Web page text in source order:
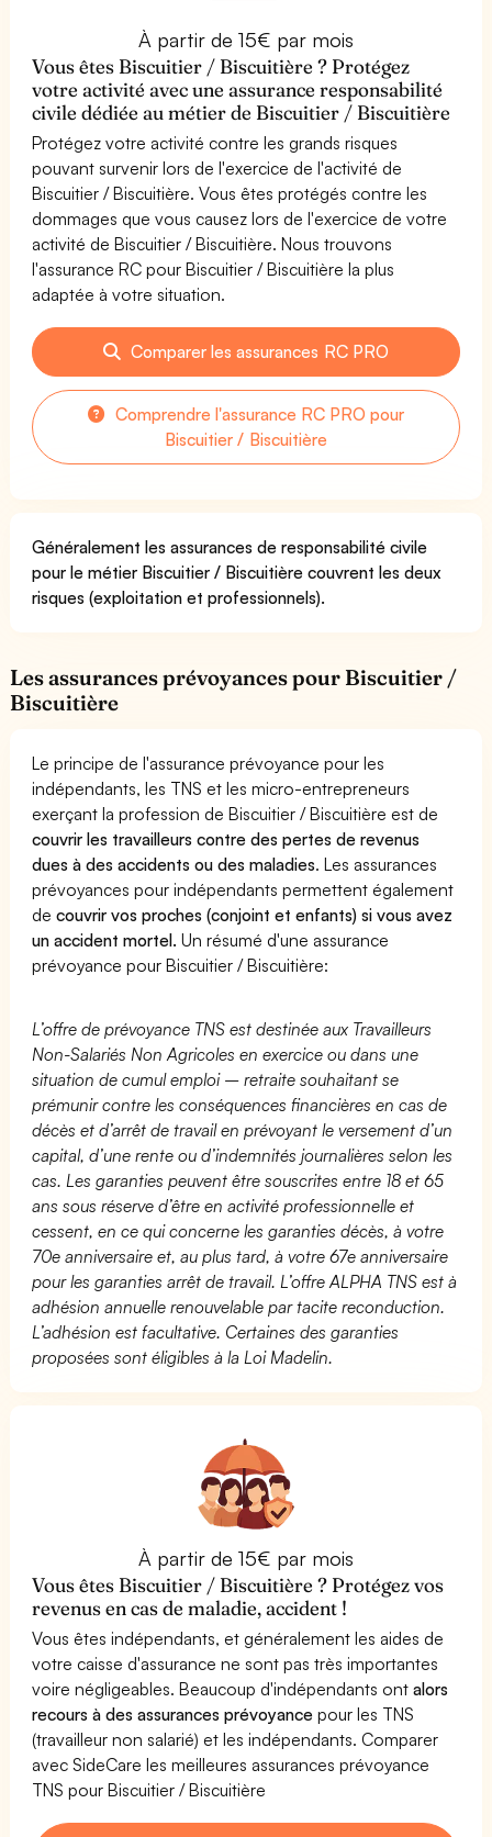
À partir de 15€ par mois
Vous êtes Biscuitier / Biscuitière ? Protégez
votre activité avec une assurance responsabilité
civile dédiée au métier de Biscuitier / Biscuitière
Protégez votre activité contre les grands risques
pouvant survenir lors de l'exercice de l'activité de
Biscuitier / Biscuitière. Vous êtes protégés contre les
dommages que vous causez lors de l'exercice de votre
activité de Biscuitier / Biscuitière. Nous trouvons
l'assurance RC pour Biscuitier / Biscuitière la plus
adaptée à votre situation.
Comparer les assurances RC PRO
Comprendre l'assurance RC PRO pour
Biscuitier / Biscuitière
Généralement les assurances de responsabilité civile
pour le métier Biscuitier / Biscuitière couvrent les deux
risques (exploitation et professionnels).
Les assurances prévoyances pour Biscuitier /
Biscuitière
Le principe de l'assurance prévoyance pour les
indépendants, les TNS et les micro-entrepreneurs
exerçant la profession de Biscuitier / Biscuitière est de
couvrir les travailleurs contre des pertes de revenus
dues à des accidents ou des maladies. Les assurances
prévoyances pour indépendants permettent également
decouvrir vos proches (conjoint et enfants) si vous avez
un accident mortel. Un résumé d'une assurance
prévoyance pour Biscuitier / Biscuitière:
L’offre de prévoyance TNS est destinée aux Travailleurs
Non-Salariés Non Agricoles en exercice ou dans une
situation de cumul emploi – retraite souhaitant se
prémunir contre les conséquences financières en cas de
décès et d’arrêt de travail en prévoyant le versement d’un
capital, d’une rente ou d’indemnités journalières selon les
cas. Les garanties peuvent être souscrites entre 18 et 65
ans sous réserve d’être en activité professionnelle et
cessent, en ce qui concerne les garanties décès, à votre
70e anniversaire et, au plus tard, à votre 67e anniversaire
pour les garanties arrêt de travail. L’offre ALPHA TNS est à
adhésion annuelle renouvelable par tacite reconduction.
L’adhésion est facultative. Certaines des garanties
proposées sont éligibles à la Loi Madelin.
À partir de 15€ par mois
Vous êtes Biscuitier / Biscuitière ? Protégez vos
revenus en cas de maladie, accident !
Vous êtes indépendants, et généralement les aides de
votre caisse d'assurance ne sont pas très importantes
voire négligeables. Beaucoup d'indépendants ontalors
recours à des assurances prévoyance pour les TNS
(travailleur non salarié) et les indépendants. Comparer
avec SideCare les meilleures assurances prévoyance
TNS pour Biscuitier / Biscuitière